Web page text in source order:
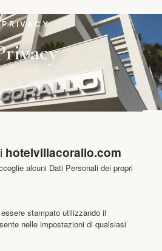
PRIVACY
hotelvillacorallo.com
alcuni Dati Personali dei propri
stampato utilizzando il
nelle impostazioni di qualsiasi